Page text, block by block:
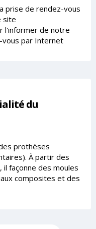
prise de rendez-vous
site
l'informer de notre
par Internet
du
prothèses
À partir des
façonne des moules
composites et des